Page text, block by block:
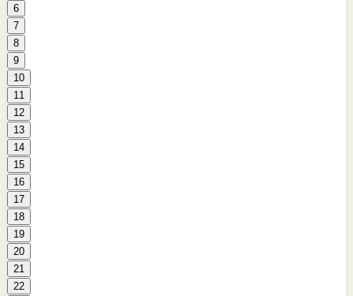
6
7
8
9
10
11
12
13
14
15
16
17
18
19
20
21
22